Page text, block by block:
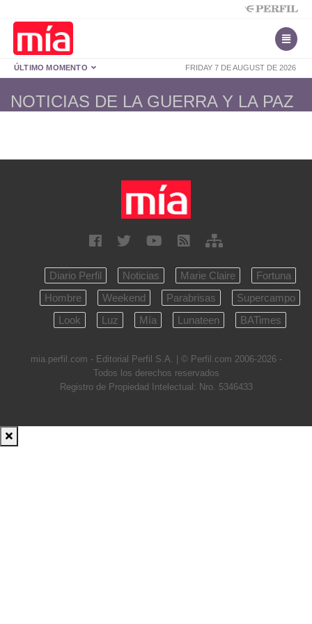
FRIDAY 7 DE AUGUST DE 2026
ÚLTIMO MOMENTO
NOTICIAS DE LA GUERRA Y LA PAZ
Diario Perfil Noticias Marie Claire
Fortuna
Hombre
Weekend Parabrisas
Supercampo
Look
Luz Mía Lunateen BATimes
mia.perfil.com - Editorial Perfil S.A. | © Perfil.com 2006-2026 -
Todos los derechos reservados
Registro de Propiedad Intelectual: Nro. 5346433